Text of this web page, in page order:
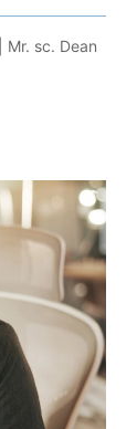
Mr. sc. Dean